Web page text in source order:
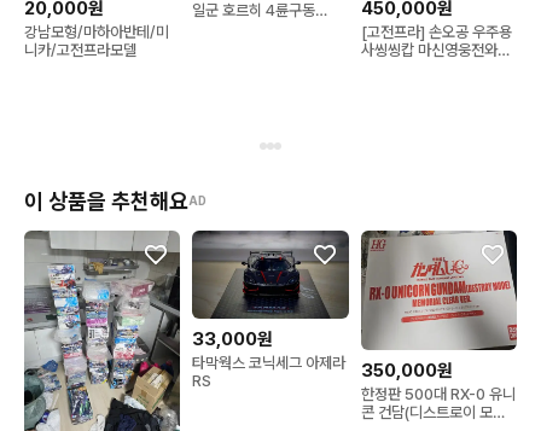
20,000원
강남모형/마하아반테/미
니카/고전프라모델
일군 호르히 4륜구동
450,000원
[고전프라] 손오공 우주용
사씽씽캅 마신영웅전와타
이 상품을 추천해요AD
33,000원
타막웍스 코닉세그 아제라
RS
350,000원
한정판 500대 RX-0 유니
콘 건담(디스트로이 모드)